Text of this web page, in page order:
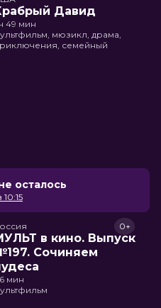
Давид
49 мин
мюзикл, драма,
семейный
осталось
в кино. Выпуск
Сочиняем
0+
мин